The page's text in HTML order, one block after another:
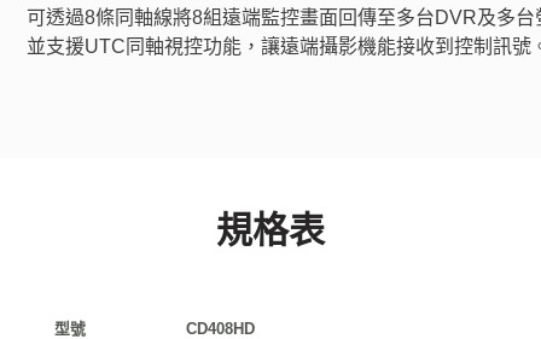
可透過8條同軸線將8組遠端監控畫面回傳至多台DVR及多
並支援UTC同軸視控功能，讓遠端攝影機能接收到控制訊號
規格表
型號 CD408HD